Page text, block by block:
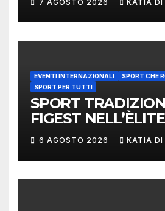
7 AGOSTO 2026 KATIA DI
EVENTI INTERNAZIONALI
SPORT CHE
SPORT PER TUTTI
SPORT
FIGEST NELL’ÈLITE
MONDIALE: LA
DELEGAZIONE
PROTAGONISTA
CONVEGNO
6 AGOSTO 2026 KATIA DI